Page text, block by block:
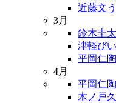
近藤文
3月
鈴木圭
津軽び
平岡仁
4月
平岡仁
木ノ戸